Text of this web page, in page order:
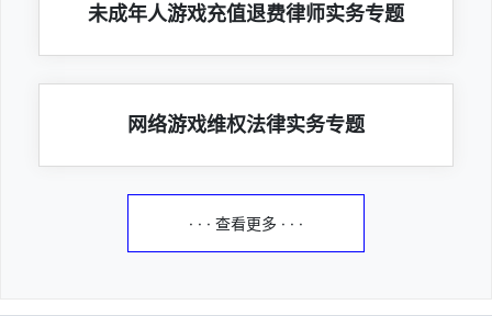
未成年人游戏充值退费律师实务专题
网络游戏维权法律实务专题
· · · 查看更多 · · ·